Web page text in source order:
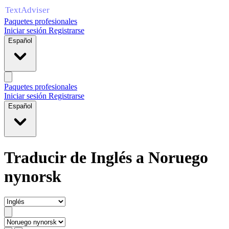
Paquetes profesionales
Iniciar sesión Registrarse
Español
Paquetes profesionales
Iniciar sesión Registrarse
Español
Traducir de Inglés a Noruego
nynorsk